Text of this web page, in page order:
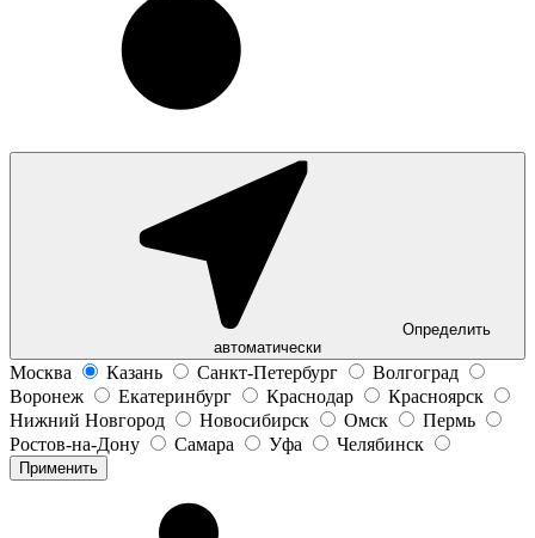
Определить
автоматически
Москва Казань Санкт-Петербург
Волгоград
Воронеж
Екатеринбург Краснодар
Красноярск
Нижний Новгород
Новосибирск Омск
Пермь
Ростов-на-Дону
Самара Уфа Челябинск
Применить